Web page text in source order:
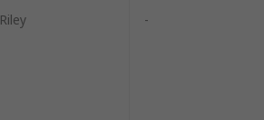
Riley -